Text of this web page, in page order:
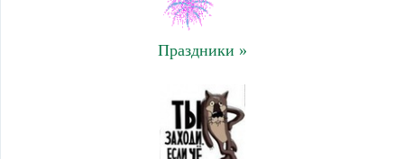
Праздники »